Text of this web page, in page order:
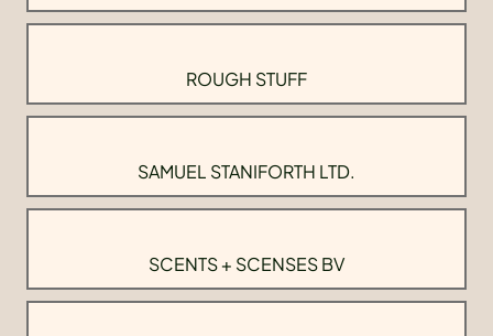
ROUGH STUFF
SAMUEL STANIFORTH LTD.
SCENTS + SCENSES BV